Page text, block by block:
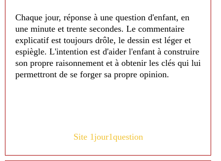
Chaque jour, réponse à une question d'enfant, en
une minute et trente secondes. Le commentaire
explicatif est toujours drôle, le dessin est léger et
espiègle. L'intention est d'aider l'enfant à construire
son propre raisonnement et à obtenir les clés qui lui
permettront de se forger sa propre opinion.
Site 1jour1question